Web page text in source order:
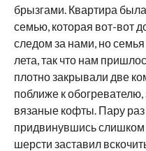
брызгами. Квартира
семью, которая вот-вот
следом за нами, но
лета, так что нам
плотно закрывали две
поближе к
вязаные кофты. Пару
придвинувшись слишком
шерсти заставил